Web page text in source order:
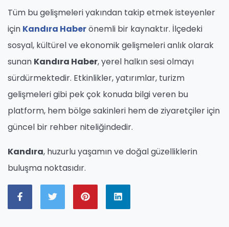
Tüm bu gelişmeleri yakından takip etmek isteyenler
için Kandıra Haberönemli bir kaynaktır. İlçedeki
sosyal, kültürel ve ekonomik gelişmeleri anlık olarak
sunan Kandıra Haber, yerel halkın sesi olmayı
sürdürmektedir. Etkinlikler, yatırımlar, turizm
gelişmeleri gibi pek çok konuda bilgi veren bu
platform, hem bölge sakinleri hem de ziyaretçiler için
güncel bir rehber niteliğindedir.
Kandıra, huzurlu yaşamın ve doğal güzelliklerin
buluşma noktasıdır.